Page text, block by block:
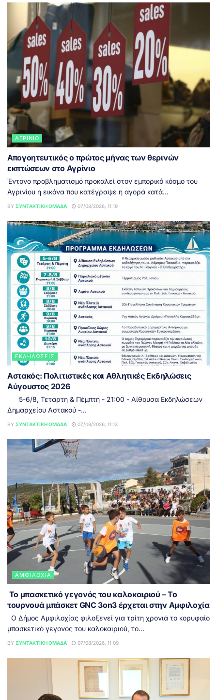
ΑΓΡΊΝΙΟ
Απογοητευτικός ο πρώτος μήνας των θερινών
εκπτώσεων στο Αγρίνιο
Έντονο προβληματισμό προκαλεί στον εμπορικό κόσμο του
Αγρινίου η εικόνα που κατέγραψε η αγορά κατά...
BY ΣΥΝΤΑΚΤΙΚΉ ΟΜΆΔΑ 07/08/2026, 11:19
ΕΚΔΗΛΏΣΕΙΣ
Αστακός: Πολιτιστικές και Αθλητικές Εκδηλώσεις
Αύγουστος 2026
5-6/8, Τετάρτη & Πέμπτη - 21:00 - Αίθουσα Εκδηλώσεων
Δημαρχείου Αστακού -...
BY ΣΥΝΤΑΚΤΙΚΉ ΟΜΆΔΑ 07/08/2026, 11:13
ΑΜΦΙΛΟΧΊΑ
Το μπασκετικό γεγονός του καλοκαιριού – Το
τουρνουά μπάσκετ GNC 3on3 έρχεται στην Αμφιλοχία
Ο Δήμος Αμφιλοχίας φιλοξενεί για τρίτη χρονιά το κορυφαίο
μπασκετικό γεγονός του καλοκαιριού, το...
BY ΣΥΝΤΑΚΤΙΚΉ ΟΜΆΔΑ 07/08/2026, 11:09